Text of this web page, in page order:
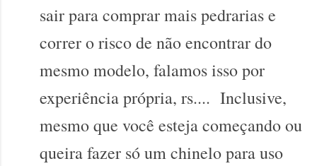
sair para comprar mais pedrarias e
correr o risco de não encontrar do
mesmo modelo, falamos isso por
experiência própria, rs.... Inclusive,
mesmo que você esteja começando ou
queira fazer só um chinelo para uso